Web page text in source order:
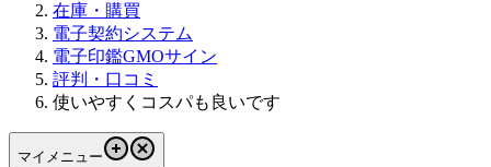
在庫・購買
電子契約システム
電子印鑑GMOサイン
評判・口コミ
使いやすくコスパも良いです
マイメニュー